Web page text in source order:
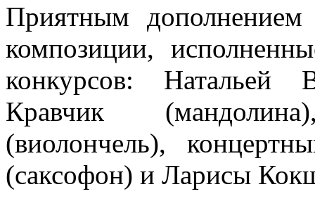
Приятным
композиции,
конкурсов: Натальей
Кравчик
(виолончель),
(саксофон) и Ларисы